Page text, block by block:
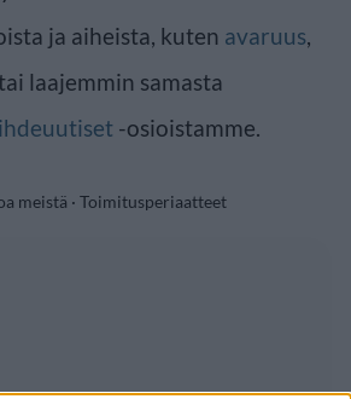
ja aiheista, kuten avaruus,
laajemmin samasta
-osioistamme.
meistä · Toimitusperiaatteet